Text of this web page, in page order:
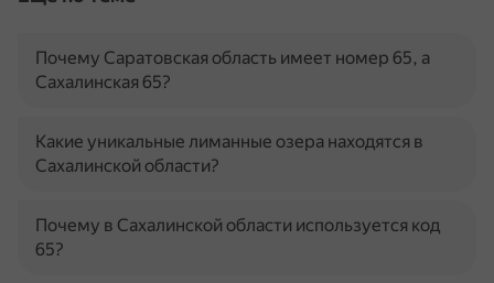
Почему Саратовская область имеет номер 65, а
Сахалинская 65?
Какие уникальные лиманные озера находятся в
Сахалинской области?
Почему в Сахалинской области используется код
65?